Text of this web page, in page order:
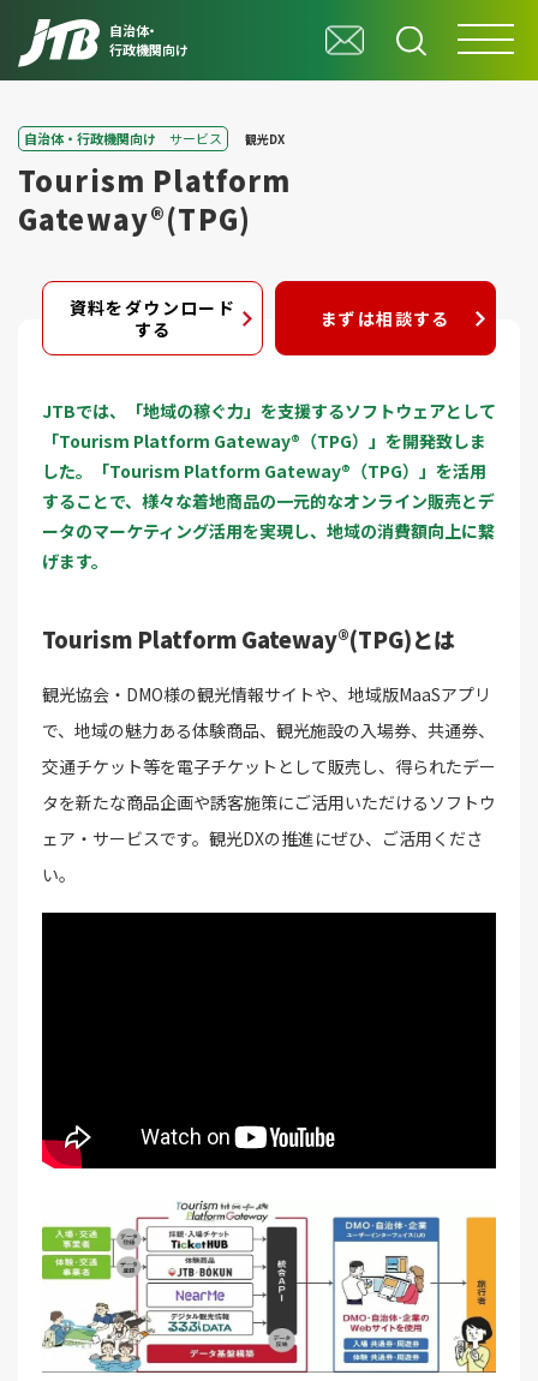
自治体・
行政機関向け
自治体・行政機関向け サービス 観光DX
Tourism Platform
Gateway®(TPG)
資料をダウンロード
する
まずは相談する
JTBでは、「地域の稼ぐ力」を支援するソフトウェアとして
「Tourism Platform Gateway®（TPG）」を開発致しま
した。「Tourism Platform Gateway®（TPG）」を活用
することで、様々な着地商品の一元的なオンライン販売とデ
ータのマーケティング活用を実現し、地域の消費額向上に繋
げます。
Tourism Platform Gateway®(TPG)とは
観光協会・DMO様の観光情報サイトや、地域版MaaSアプリ
で、地域の魅力ある体験商品、観光施設の入場券、共通券、
交通チケット等を電子チケットとして販売し、得られたデー
タを新たな商品企画や誘客施策にご活用いただけるソフトウ
ェア・サービスです。観光DXの推進にぜひ、ご活用くださ
い。